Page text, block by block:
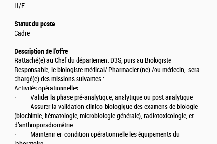
H/F
Statut du poste
Cadre
Description de l'offre
Rattaché(e) au Chef du département D3S, puis au Biologiste
Responsable, le biologiste médical/ Pharmacien(ne) /ou médecin, sera
chargé(e) des missions suivantes :
Activités opérationnelles :
· Valider la phase pré-analytique, analytique ou post analytique
· Assurer la validation clinico-biologique des examens de biologie
(biochimie, hématologie, microbiologie générale), radiotoxicologie, et
d’anthroporadiométrie.
· Maintenir en condition opérationnelle les équipements du